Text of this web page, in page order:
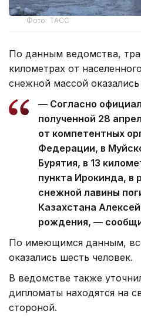
Фото: ТАСС
По данным ведомства,
километрах от
снежной массой
— Согласно
полученной 28
от компетентных
Федерации, в
Бурятия, в 13
пункта Ирокинда, в
снежной лавины
Казахстана
рождения, —
По имеющимся данным,
оказались шесть человек.
В ведомстве также
дипломаты находятся на
стороной.